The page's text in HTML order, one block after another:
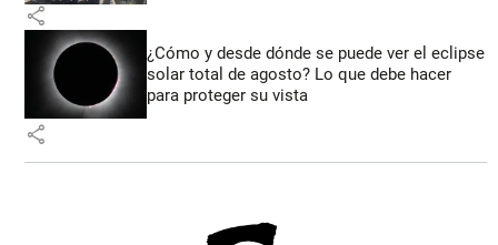
share
¿Cómo y desde dónde se puede ver el eclipse
solar total de agosto? Lo que debe hacer
para proteger su vista
share